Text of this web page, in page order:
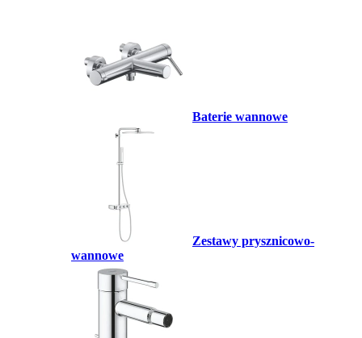
Baterie wannowe
Zestawy prysznicowo-
wannowe